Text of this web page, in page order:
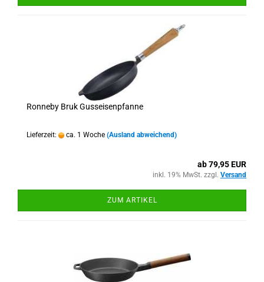
Ronneby Bruk Gusseisenpfanne
Lieferzeit: ca. 1 Woche (Ausland abweichend)
ab 79,95 EUR
inkl. 19% MwSt. zzgl. Versand
ZUM ARTIKEL